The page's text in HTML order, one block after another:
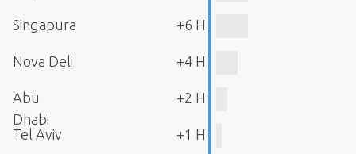
Singapura +6 H
Nova Deli +4 H
Abu
Dhabi
+2 H
Tel Aviv +1 H